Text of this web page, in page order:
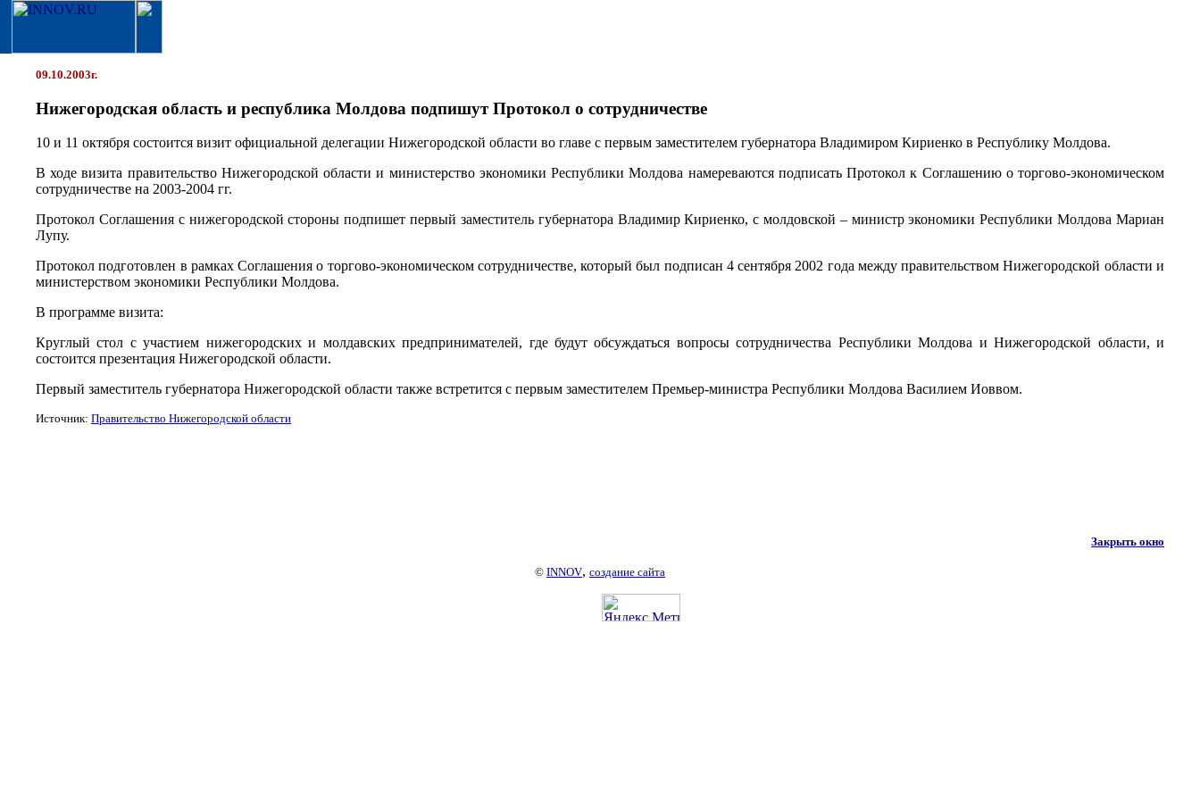
09.10.2003г.
Нижегородская область и республика Молдова подпишут Протокол о сотрудничестве
10 и 11 октября состоится визит официальной делегации Нижегородской области во главе с первым заместителем губернатора Владимиром Кириенко в Республику Молдова.
В ходе визита правительство Нижегородской области и министерство экономики Республики Молдова намереваются подписать Протокол к Соглашению о торгово-экономическом
сотрудничестве на 2003-2004 гг.
Протокол Соглашения с нижегородской стороны подпишет первый заместитель губернатора Владимир Кириенко, с молдовской – министр экономики Республики Молдова Мариан
Лупу.
Протокол подготовлен в рамках Соглашения о торгово-экономическом сотрудничестве, который был подписан 4 сентября 2002 года между правительством Нижегородской области и
министерством экономики Республики Молдова.
В программе визита:
Круглый стол с участием нижегородских и молдавских предпринимателей, где будут обсуждаться вопросы сотрудничества Республики Молдова и Нижегородской области, и
состоится презентация Нижегородской области.
Первый заместитель губернатора Нижегородской области также встретится с первым заместителем Премьер-министра Республики Молдова Василием Иоввом.
Источник: Правительство Нижегородской области
Закрыть окно
© INNOV, создание сайта